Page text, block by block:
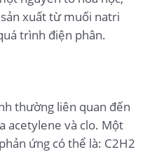
xuất từ muối natri
trình điện phân.
thường liên quan đến
acetylene và clo. Một
ứng có thể là: C2H2